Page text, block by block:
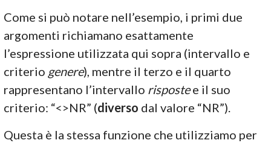
Come si può notare nell’esempio, i primi due
argomenti richiamano esattamente
l’espressione utilizzata qui sopra (intervallo e
criterio genere), mentre il terzo e il quarto
rappresentano l’intervallo rispostee il suo
criterio: “<>NR” (diverso dal valore “NR”).
Questa è la stessa funzione che utilizziamo per